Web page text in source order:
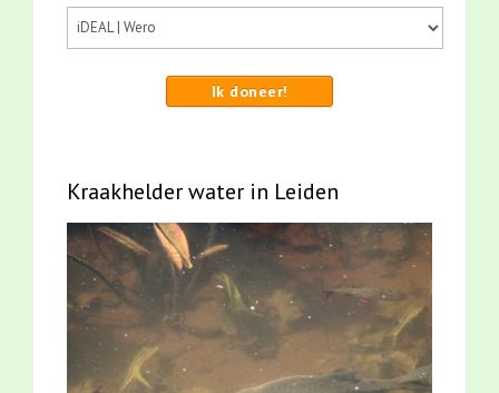
Ik doneer!
Kraakhelder water in Leiden